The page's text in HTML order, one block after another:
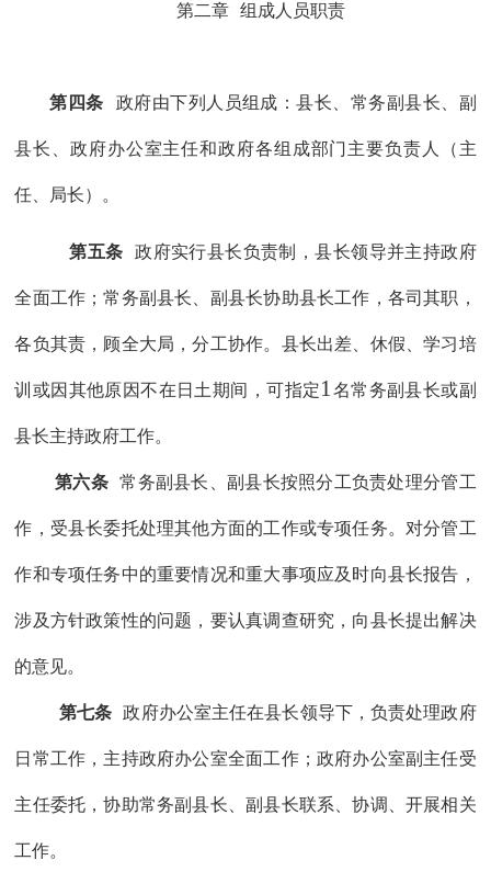
第二章 组成人员职责
第四条 政府由下列人员组成：县长、常务副县长、副
县长、政府办公室主任和政府各组成部门主要负责人 （主
任、局长） 。
第五条 政府实行县长负责制，县长领导并主持政府
全面工作；常务副县长、副县长协助县长工作， 各司其职，
各负其责，顾全大局，分工协作。 县长出差、休假、学习培
训 或因其他原因不在日土期间 ，可指定1名常务副县长或副
县长主持政府工作。
第六条 常务副县长、副县长按照分工负责处理分管工
作，受县长委托处理其他方面的工作或专项任务。对分管工
作和专项任务中的重要情况和重大事项应及时向县长报告，
涉及方针政策性的问题，要认真调查研究，向县长提出解决
的意见。
第七条 政府办公室主任在县长领导下，负责处理政府
日常工作，主持政府办公室全面工作；政府办公室副主任受
主任委托，协助常务副县长、副县长联系、协调、开展相关
工作。